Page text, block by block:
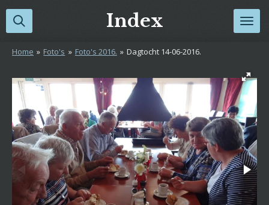
Ga
direct
de
Index
Home » Foto's » Foto's 2016. » Dagtocht 14-06-2016.